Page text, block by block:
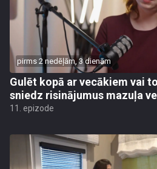
pirms 2 nedēļām, 3 dienām
Gulēt kopā ar vecākiem vai
sniedz risinājumus mazuļa
11. epizode